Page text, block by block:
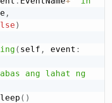
,
)
( self , event :
ang lahat ng
( )